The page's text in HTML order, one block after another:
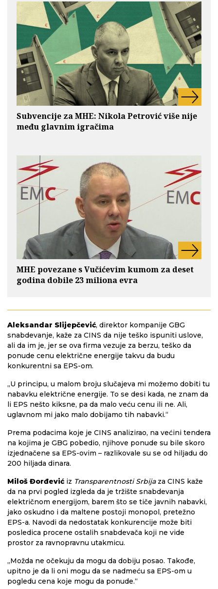
Subvencije za MHE: Nikola Petrović više nije
među glavnim igračima
MHE povezane s Vučićevim kumom za deset
godina dobile 23 miliona evra
Aleksandar Slijepčević, direktor kompanije GBG
snabdevanje, kaže za CINS da nije teško ispuniti uslove,
ali da im je, jer se ova firma vezuje za berzu, teško da
ponude cenu električne energije takvu da budu
konkurentni sa EPS-om.
„U principu, u malom broju slučajeva mi možemo dobiti tu
nabavku električne energije. To se desi kada, ne znam da
li EPS nešto kiksne, pa da malo veću cenu ili ne. Ali,
uglavnom mi jako malo dobijamo tih nabavki.“
Prema podacima koje je CINS analizirao, na većini tendera
na kojima je GBG pobedio, njihove ponude su bile skoro
izjednačene sa EPS-ovim – razlikovale su se od hiljadu do
200 hiljada dinara.
Miloš Đorđević iz Transparentnosti Srbija za CINS kaže
da na prvi pogled izgleda da je tržište snabdevanja
električnom energijom, barem što se tiče javnih nabavki,
jako oskudno i da maltene postoji monopol, pretežno
EPS-a. Navodi da nedostatak konkurencije može biti
posledica procene ostalih snabdevača koji ne vide
prostor za ravnopravnu utakmicu.
„Možda ne očekuju da mogu da dobiju posao. Takođe,
upitno je da li oni mogu da se nadmeću sa EPS-om u
pogledu cena koje mogu da ponude.“